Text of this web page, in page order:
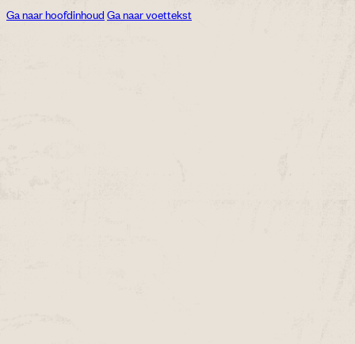
Ga naar hoofdinhoud Ga naar voettekst